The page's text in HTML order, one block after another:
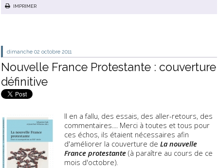
IMPRIMER
dimanche 02 octobre 2011
Nouvelle France Protestante : couverture
définitive
Il en a fallu, des essais, des aller-retours, des
commentaires.... Merci à toutes et tous pour
ces échos, ils étaient nécessaires afin
d'améliorer la couverture deLa nouvelle
France protestante (à paraître au cours de ce
mois d'octobre).